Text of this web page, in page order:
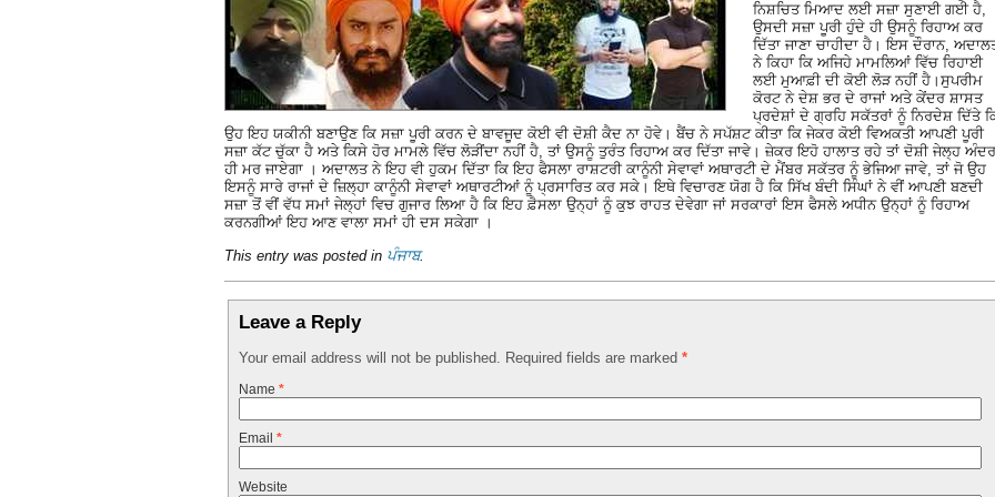
ਨਿਸ਼ਚਿਤ ਮਿਆਦ ਲਈ ਸਜ਼ਾ ਸੁਣਾਈ ਗਈ ਹੈ,
ਉਸਦੀ ਸਜ਼ਾ ਪੂਰੀ ਹੁੰਦੇ ਹੀ ਉਸਨੂੰ ਰਿਹਾਅ ਕਰ
ਦਿੱਤਾ ਜਾਣਾ ਚਾਹੀਦਾ ਹੈ। ਇਸ ਦੌਰਾਨ,
ਨੇ ਕਿਹਾ ਕਿ ਅਜਿਹੇ ਮਾਮਲਿਆਂ ਵਿੱਚ ਰਿਹਾਈ
ਲਈ ਮੁਆਫ਼ੀ ਦੀ ਕੋਈ ਲੋੜ ਨਹੀਂ ਹੈ।ਸੁਪਰੀਮ
ਕੋਰਟ ਨੇ ਦੇਸ਼ ਭਰ ਦੇ ਰਾਜਾਂ ਅਤੇ ਕੇਂਦਰ ਸ਼ਾਸਤ
ਪ੍ਰਦੇਸ਼ਾਂ ਦੇ ਗ੍ਰਹਿ ਸਕੱਤਰਾਂ ਨੂੰ ਨਿਰਦੇਸ਼ ਦਿੱਤੇ
ਉਹ ਇਹ ਯਕੀਨੀ ਬਣਾਉਣ ਕਿ ਸਜ਼ਾ ਪੂਰੀ ਕਰਨ ਦੇ ਬਾਵਜੂਦ ਕੋਈ ਵੀ ਦੋਸ਼ੀ ਕੈਦ ਨਾ ਹੋਵੇ। ਬੈਂਚ ਨੇ ਸਪੱਸ਼ਟ ਕੀਤਾ ਕਿ ਜੇਕਰ ਕੋਈ ਵਿਅਕਤੀ ਆਪਣੀ ਪੂਰੀ
ਸਜ਼ਾ ਕੱਟ ਚੁੱਕਾ ਹੈ ਅਤੇ ਕਿਸੇ ਹੋਰ ਮਾਮਲੇ ਵਿੱਚ ਲੋੜੀਂਦਾ ਨਹੀਂ ਹੈ, ਤਾਂ ਉਸਨੂੰ ਤੁਰੰਤ ਰਿਹਾਅ ਕਰ ਦਿੱਤਾ ਜਾਵੇ। ਜ਼ੇਕਰ ਇਹੋ ਹਾਲਾਤ ਰਹੇ ਤਾਂ ਦੋਸ਼ੀ ਜੇਲ੍ਹ ਅੰਦਰ
ਹੀ ਮਰ ਜਾਏਗਾ । ਅਦਾਲਤ ਨੇ ਇਹ ਵੀ ਹੁਕਮ ਦਿੱਤਾ ਕਿ ਇਹ ਫੈਸਲਾ ਰਾਸ਼ਟਰੀ ਕਾਨੂੰਨੀ ਸੇਵਾਵਾਂ ਅਥਾਰਟੀ ਦੇ ਮੈਂਬਰ ਸਕੱਤਰ ਨੂੰ ਭੇਜਿਆ ਜਾਵੇ, ਤਾਂ ਜੋ ਉਹ
ਇਸਨੂੰ ਸਾਰੇ ਰਾਜਾਂ ਦੇ ਜ਼ਿਲ੍ਹਾ ਕਾਨੂੰਨੀ ਸੇਵਾਵਾਂ ਅਥਾਰਟੀਆਂ ਨੂੰ ਪ੍ਰਸਾਰਿਤ ਕਰ ਸਕੇ। ਇਥੇ ਵਿਚਾਰਣ ਯੋਗ ਹੈ ਕਿ ਸਿੱਖ ਬੰਦੀ ਸਿੰਘਾਂ ਨੇ ਵੀਂ ਆਪਣੀ ਬਣਦੀ
ਸਜ਼ਾ ਤੋਂ ਵੀਂ ਵੱਧ ਸਮਾਂ ਜੇਲ੍ਹਾਂ ਵਿਚ ਗੁਜਾਰ ਲਿਆ ਹੈ ਕਿ ਇਹ ਫ਼ੈਸਲਾ ਉਨ੍ਹਾਂ ਨੂੰ ਕੁਝ ਰਾਹਤ ਦੇਵੇਗਾ ਜਾਂ ਸਰਕਾਰਾਂ ਇਸ ਫੈਸਲੇ ਅਧੀਨ ਉਨ੍ਹਾਂ ਨੂੰ ਰਿਹਾਅ
ਕਰਨਗੀਆਂ ਇਹ ਆਣ ਵਾਲਾ ਸਮਾਂ ਹੀ ਦਸ ਸਕੇਗਾ ।
This entry was posted in ਪੰਜਾਬ.
Leave a Reply
Your email address will not be published. Required fields are marked *
Name *
Email *
Website